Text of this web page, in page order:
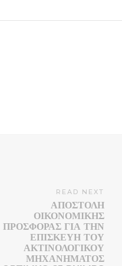
READ NEXT
ΑΠΟΣΤΟΛΉ
ΟΙΚΟΝΟΜΙΚΉΣ
ΠΡΟΣΦΟΡΆΣ ΓΙΑ ΤΗΝ
ΕΠΙΣΚΕΥΉ ΤΟΥ
ΑΚΤΙΝΟΛΟΓΙΚΟΎ
ΜΗΧΑΝΉΜΑΤΟΣ